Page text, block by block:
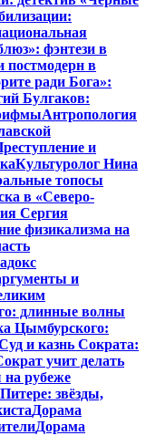
фэнтези в
постмодерн в
ради Бога»:
Булгаков:
Антропология
и
Культуролог Нина
топосы
в «Северо-
Сергия
физикализма на
и
длинные волны
Цымбурского:
и казнь Сократа:
учит делать
на рубеже
звёзды,
Дорама
Дорама